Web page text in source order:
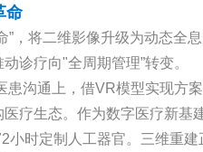
命
”，将二维影像升级为动态全
诊疗向"全周期管理”转变。
沟通上，借VR模型实现方
疗生态。作为数字医疗新
时定制人工器官。三维重建